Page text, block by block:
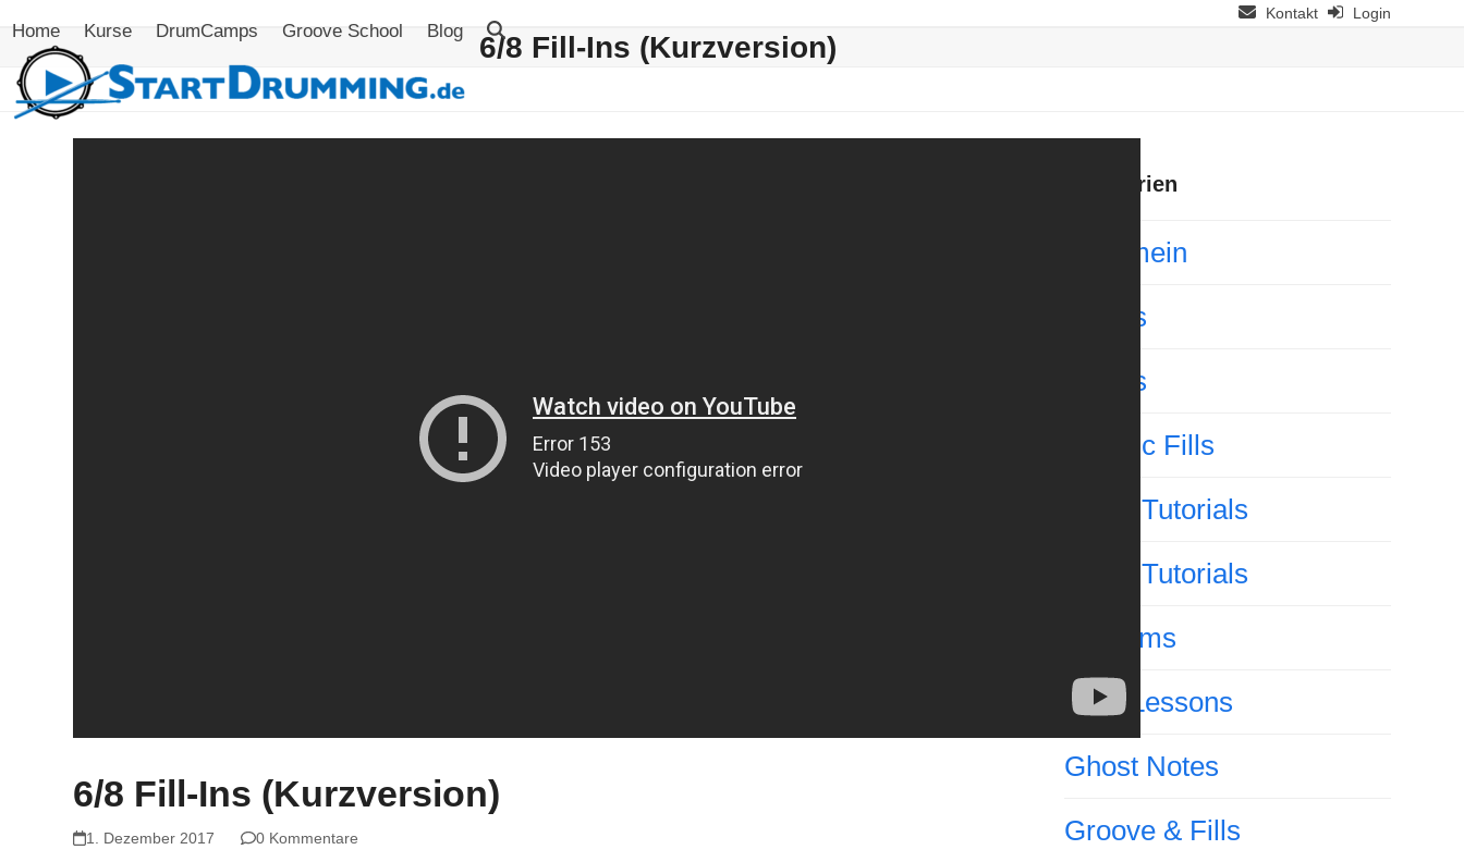
Skip
content
Kontakt Login
Home Kurse DrumCamps Groove School Blog 6/8 Fill-Ins (Kurzversion)
6/8 Fill-Ins (Kurzversion)
1. Dezember 2017 0 Kommentare
Kategorien
Allgemein
Basics
Basics
Classic Fills
Drum Tutorials
Drum Tutorials
E-Drums
Free Lessons
Ghost Notes
Groove & Fills